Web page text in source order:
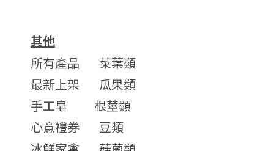
其他
所有產品
菜葉類
最新上架
瓜果類
手工皂
根莖類
心意禮券
豆類